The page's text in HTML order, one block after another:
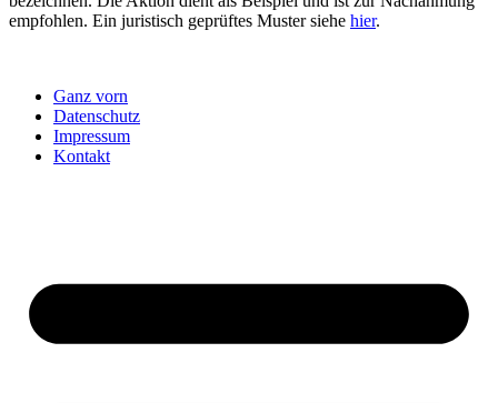
empfohlen. Ein juristisch geprüftes Muster siehe hier.
Ganz vorn
Datenschutz
Impressum
Kontakt